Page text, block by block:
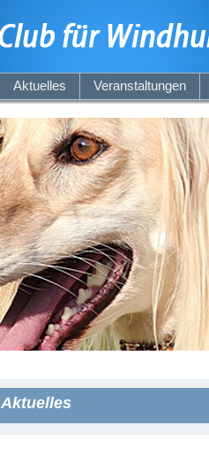
Aktuelles Veranstaltungen
Aktuelles